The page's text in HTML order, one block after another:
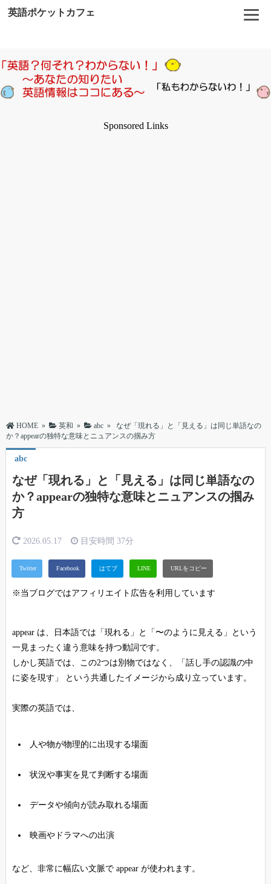
英語ポケットカフェ
Sponsored Links
HOME » 英和 » abc »
なぜ「現れる」と「見える」は同じ単語なの
か？appearの独特な意味とニュアンスの掴み方
abc
なぜ「現れる」と「見える」は同じ単語なの
か？appearの独特な意味とニュアンスの掴み
方
2026.05.17 目安時間 37分
※当ブログではアフィリエイト広告を利用しています
appear は、日本語では「現れる」と「〜のように見える」という
一見まったく違う意味を持つ動詞です。
しかし英語では、この2つは別物ではなく、「話し手の認識の中
に姿を現す」 という共通したイメージから成り立っています。
実際の英語では、
人や物が物理的に出現する場面
状況や事実を見て判断する場面
データや傾向が読み取れる場面
映画やドラマへの出演
など、非常に幅広い文脈で appear が使われます。